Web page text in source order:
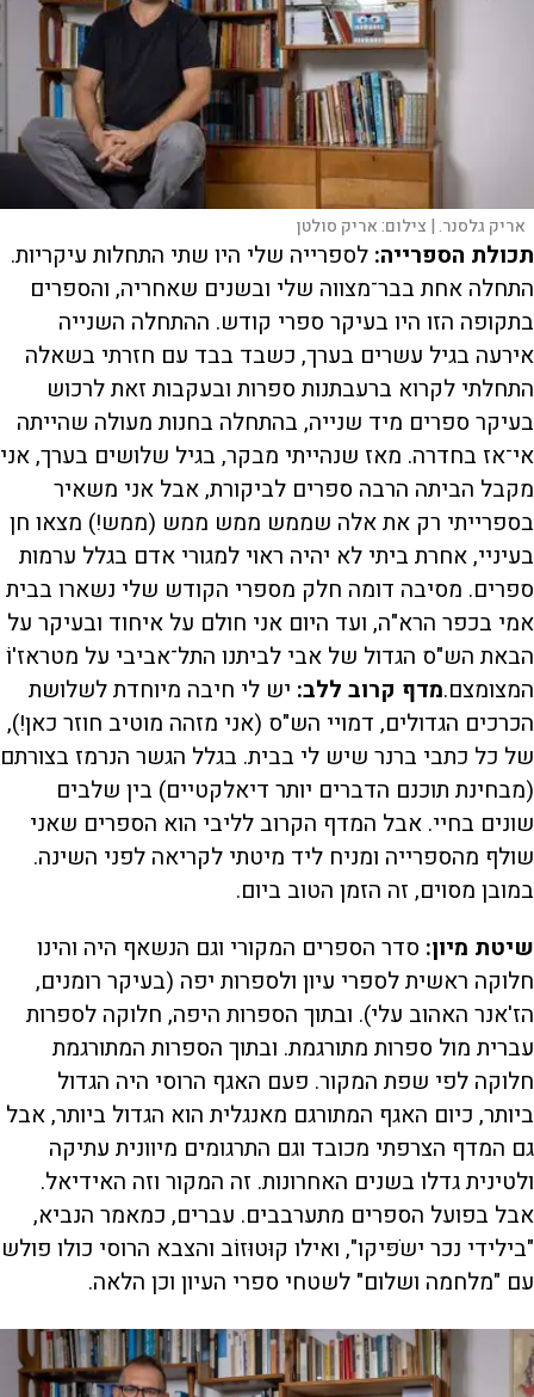
אריק גלסנר. | צילום:אריק סולטן
תכולת הספרייה: לספרייה שלי היו שתי התחלות עיקריות.
התחלה אחת בבר־מצווה שלי ובשנים שאחריה, והספרים
בתקופה הזו היו בעיקר ספרי קודש. ההתחלה השנייה
אירעה בגיל עשרים בערך, כשבד בבד עם חזרתי בשאלה
התחלתי לקרוא ברעבתנות ספרות ובעקבות זאת לרכוש
בעיקר ספרים מיד שנייה, בהתחלה בחנות מעולה שהייתה
אי־אז בחדרה. מאז שנהייתי מבקר, בגיל שלושים בערך, אני
מקבל הביתה הרבה ספרים לביקורת, אבל אני משאיר
בספרייתי רק את אלה שממש ממש ממש (ממש!) מצאו חן
בעיניי, אחרת ביתי לא יהיה ראוי למגורי אדם בגלל ערמות
ספרים. מסיבה דומה חלק מספרי הקודש שלי נשארו בבית
אמי בכפר הרא"ה, ועד היום אני חולם על איחוד ובעיקר על
הבאת הש"ס הגדול של אבי לביתנו התל־אביבי על מטראז'וֹ
המצומצם.מדף קרוב ללב: יש לי חיבה מיוחדת לשלושת
הכרכים הגדולים, דמויי הש"ס (אני מזהה מוטיב חוזר כאן!),
של כל כתבי ברנר שיש לי בבית. בגלל הגשר הנרמז בצורתם
(מבחינת תוכנם הדברים יותר דיאלקטיים) בין שלבים
שונים בחיי. אבל המדף הקרוב לליבי הוא הספרים שאני
שולף מהספרייה ומניח ליד מיטתי לקריאה לפני השינה.
במובן מסוים, זה הזמן הטוב ביום.
שיטת מיון: סדר הספרים המקורי וגם הנשאף היה והינו
חלוקה ראשית לספרי עיון ולספרות יפה (בעיקר רומנים,
הז'אנר האהוב עלי). ובתוך הספרות היפה, חלוקה לספרות
עברית מול ספרות מתורגמת. ובתוך הספרות המתורגמת
חלוקה לפי שפת המקור. פעם האגף הרוסי היה הגדול
ביותר, כיום האגף המתורגם מאנגלית הוא הגדול ביותר, אבל
גם המדף הצרפתי מכובד וגם התרגומים מיוונית עתיקה
ולטינית גדלו בשנים האחרונות. זה המקור וזה האידיאל.
אבל בפועל הספרים מתערבבים. עברים, כמאמר הנביא,
"בילידי נכר ישֹפּיקו", ואילו קוּטוּזוֹב והצבא הרוסי כולו פולש
עם "מלחמה ושלום" לשטחי ספרי העיון וכן הלאה.